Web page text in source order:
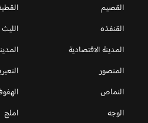
القصيم
القنفذه
الليث
المدينة الاقتصادية
المنصور
النماص
الوجه
املج